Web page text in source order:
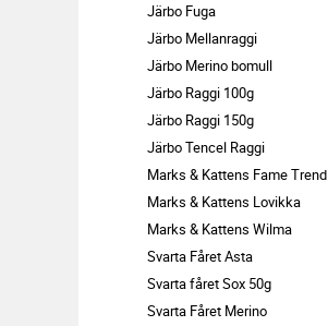
Järbo Fuga
Järbo Mellanraggi
Järbo Merino bomull
Järbo Raggi 100g
Järbo Raggi 150g
Järbo Tencel Raggi
Marks & Kattens Fame Trend
Marks & Kattens Lovikka
Marks & Kattens Wilma
Svarta Fåret Asta
Svarta fåret Sox 50g
Svarta Fåret Merino